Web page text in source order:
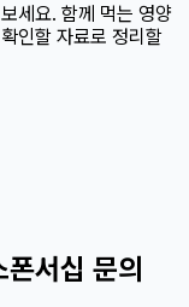
세요. 함께 먹는 영양
인할 자료로 정리할
폰서십 문의